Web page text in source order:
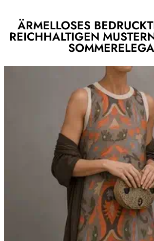
ÄRMELLOSES
REICHHALTIGEN